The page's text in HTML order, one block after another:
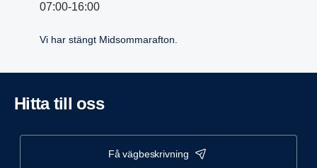
07:00-16:00
Vi har stängt Midsommarafton.
Hitta till oss
få vägbeskrivning